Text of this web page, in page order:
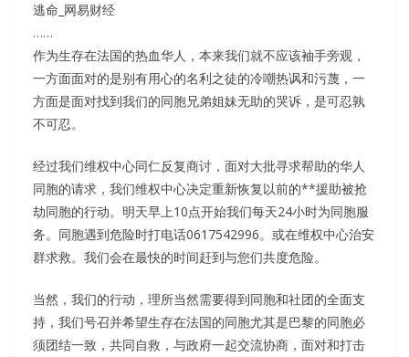
逃命_网易财经
……
作为生存在法国的热血华人，本来我们就不应该袖手旁观，
一方面面对的是别有用心的名利之徒的冷嘲热讽和污蔑，一
方面是面对找到我们的同胞兄弟姐妹无助的哭诉，是可忍孰
不可忍。
经过我们维权中心同仁反复商讨，面对大批寻求帮助的华人
同胞的请求，我们维权中心决定重新恢复以前的**援助被抢
劫同胞的行动。明天早上10点开始我们每天24小时为同胞服
务。同胞遇到危险时打电话0617542996。或在维权中心治安
群求救。我们会在最快的时间赶到与您们共度危险。
当然，我们的行动，理所当然需要得到同胞和社团的全面支
持，我们号召并希望生存在法国的同胞尤其是巴黎的同胞必
须团结一致，共同自救，与政府一起交流协商，面对和打击